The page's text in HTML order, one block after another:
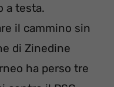
a testa.
il cammino sin
di Zinedine
ha perso tre